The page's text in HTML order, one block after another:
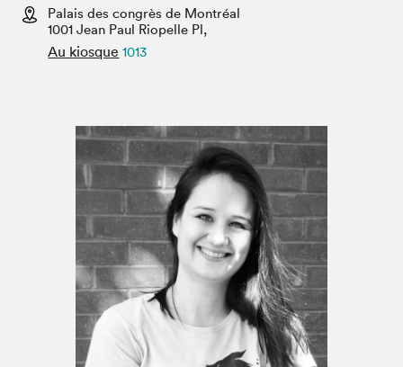
Espace médias
Palais des congrès de Montréal
1001 Jean Paul Riopelle Pl,
Au kiosque 1013